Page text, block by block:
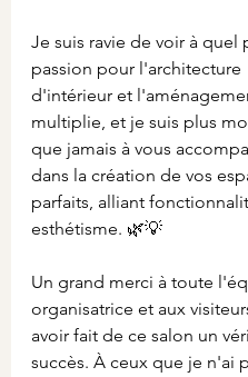
Je suis ravie de voir à quel
passion pour l'architecture
d'intérieur et
multiplie, et je suis plus
que jamais à vous
dans la création de vos
parfaits, alliant
esthétisme. 🌿💡
Un grand merci à toute
organisatrice et aux
avoir fait de ce salon un
succès. À ceux que je n'ai